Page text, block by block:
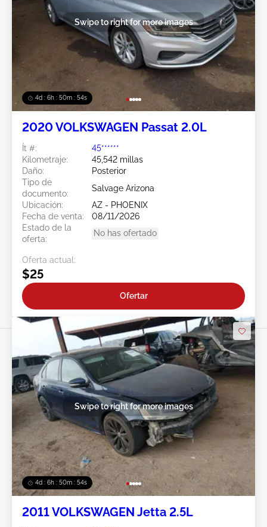
4d : 6h : 50m : 51s
Swipe to right for more images
2020 VOLKSWAGEN Passat 2.0L
Ít #:
45******
Kilometraje:
45,542 millas
Daño:
Posterior
Tipo de
documento:
Salvage Arizona
Ubicación:
AZ - PHOENIX
Fecha de venta:
08/11/2026
Estado de la
oferta:
No has ofertado
Oferta actual:
$25
Ofertar
4d : 6h : 50m : 51s
Swipe to right for more images
2011 VOLKSWAGEN Jetta 2.5L